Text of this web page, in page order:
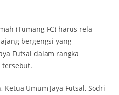
(Tumang FC) harus rela
bergengsi yang
Futsal dalam rangka
tersebut.
Umum Jaya Futsal, Sodri